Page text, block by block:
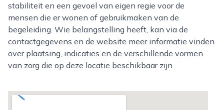
stabiliteit en een gevoel van eigen regie voor de
mensen die er wonen of gebruikmaken van de
begeleiding. Wie belangstelling heeft, kan via de
contactgegevens en de website meer informatie vinden
over plaatsing, indicaties en de verschillende vormen
van zorg die op deze locatie beschikbaar zijn.